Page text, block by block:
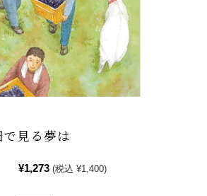
で見る夢は
¥1,273 (税込 ¥1,400)